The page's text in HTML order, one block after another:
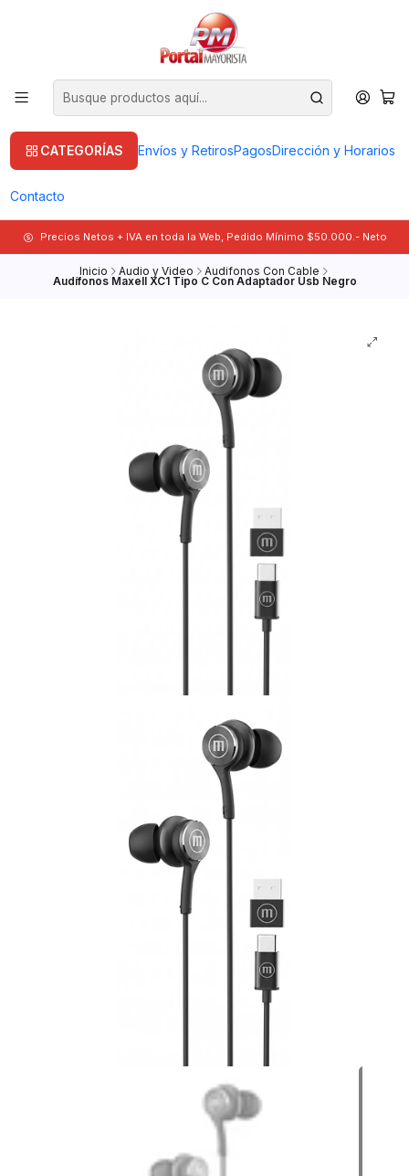
CATEGORÍAS Envíos y RetirosPagosDirección y Horarios
Contacto
Precios Netos + IVA en toda la Web, Pedido Mínimo $50.000.- Neto
Inicio Audio y Video Audifonos Con Cable
Audífonos Maxell XC1 Tipo C Con Adaptador Usb Negro